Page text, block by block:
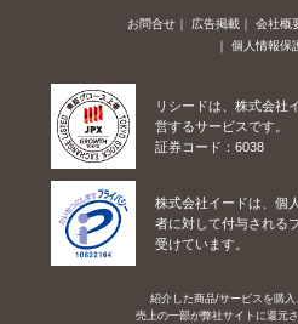
お問合せ 広告掲載 会社概
個人情報保
リシードは、株式会社
営するサービスです。
証券コード：6038
株式会社イードは、個
者に対して付与される
受けています。
紹介した商品/サービスを購入
売上の一部が弊社サイトに還元